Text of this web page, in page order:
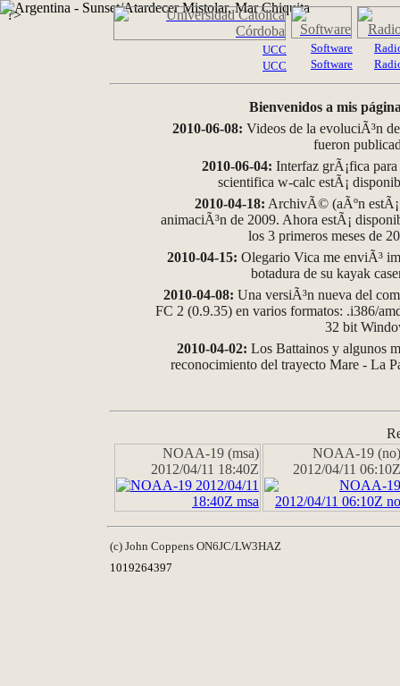
?>
UCC
UCC
Software
Software
Bienvenidos a mis
2010-06-08: Videos de la evoluciÃ³n
fueron
2010-06-04: Interfaz grÃ¡fica
scientifica w-calc estÃ¡
2010-04-18: ArchivÃ© (aÃºn
animaciÃ³n de 2009. Ahora estÃ¡
los 3 primeros meses de
2010-04-15: Olegario Vica me enviÃ³
botadura de su kayak
2010-04-08: Una versiÃ³n nueva del
FC 2 (0.9.35) en varios formatos: .i386/
32 bit
2010-04-02: Los Battainos y algunos
reconocimiento del trayecto Mare - La
NOAA-19 (msa)
2012/04/11 18:40Z
NOAA-19 (no)
2012/04/11 06:10Z
(c) John Coppens ON6JC/LW3HAZ
1019264397